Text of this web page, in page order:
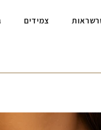
צמידים